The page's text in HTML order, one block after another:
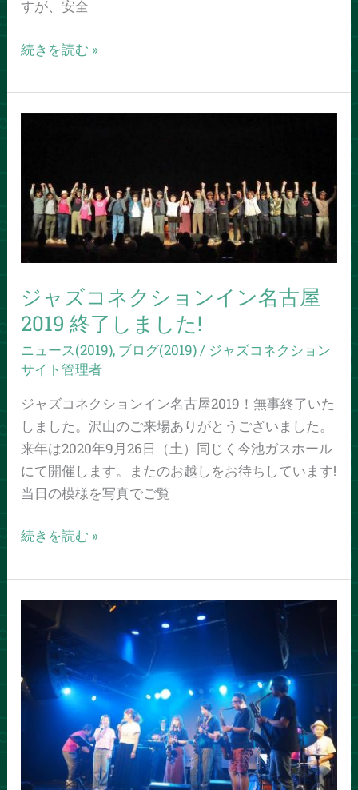
すが、安全
知
せ
続きを読む »
ジャズコネクションイン名古屋
2019 終了しました!
ニュース(2019), ブログ(2019)/ ジャズコネクション
サイト管理者
ジャズコネクションイン名古屋2019！無事終了いた
しました。沢山のご来場ありがとうございました。
来年は2020年9月26日（土）同じく今池ガスホール
にて開催します。またのお越しをお待ちしています!
当日の模様を写真でご覧
コ
ネ
ク
ン
イ
ン
名
屋
2019
終
了
し
ま
し
続きを読む »
ト
発